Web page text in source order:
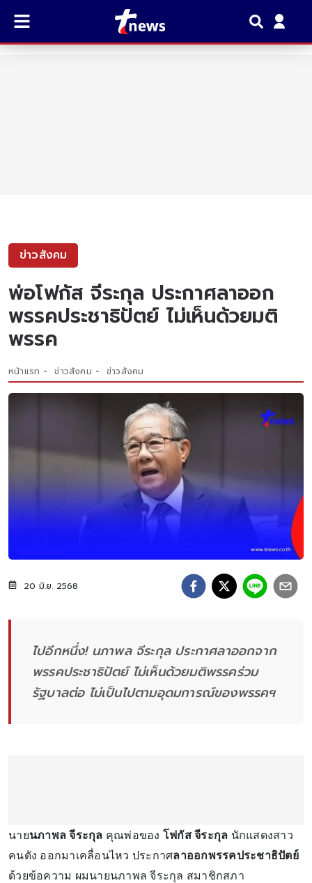
ข่าวสังคม
พ่อโฟกัส จีระกุล ประกาศลาออก
พรรคประชาธิปัตย์ ไม่เห็นด้วยมติ
พรรค
หน้าแรก ข่าวสังคม ข่าวสังคม
20 มิ.ย. 2568
ไปอีกหนึ่ง! นภาพล จีระกุล ประกาศลาออกจาก
พรรคประชาธิปัตย์ ไม่เห็นด้วยมติพรรคร่วม
รัฐบาลต่อ ไม่เป็นไปตามอุดมการณ์ของพรรคฯ
นายนภาพล จีระกุล คุณพ่อของ โฟกัส จีระกุล นักแสดงสาว
คนดัง ออกมาเคลื่อนไหว ประกาศลาออกพรรคประชาธิปัตย์
ด้วยข้อความ ผมนายนภาพล จีระกุล สมาชิกสภา